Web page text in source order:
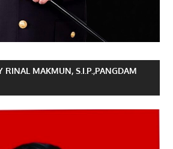
RINAL MAKMUN, S.I.P.,PANGDAM